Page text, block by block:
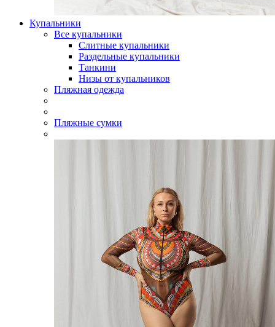
Купальники
Все купальники
Слитные купальники
Раздельные купальники
Танкини
Низы от купальников
Пляжная одежда
Пляжные сумки